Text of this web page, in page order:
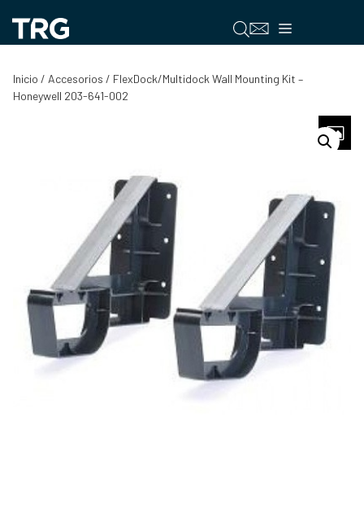
contenido
Menú
Inicio / Accesorios / FlexDock/Multidock Wall Mounting Kit –
Honeywell 203-641-002